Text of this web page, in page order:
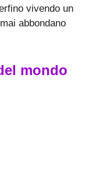
vivendo un
abbondano
mondo